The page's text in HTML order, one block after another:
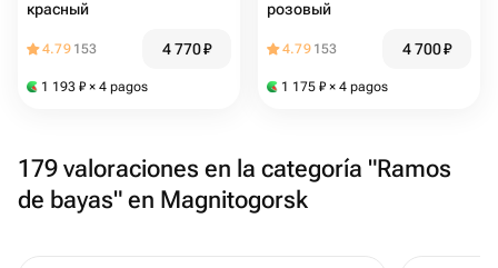
красный
4.79 153 4 770₽
1 193 ₽ × 4 pagos
розовый
4.79 153 4 700₽
1 175 ₽ × 4 pagos
179 valoraciones en la categoría "Ramos
de bayas" en Magnitogorsk